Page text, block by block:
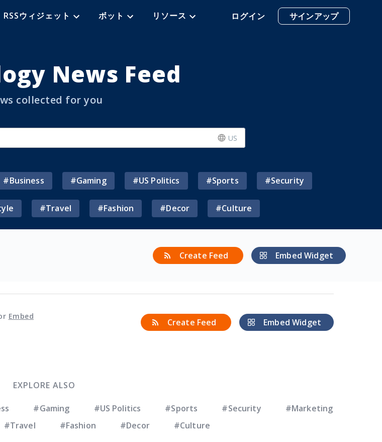
RSSウィジェット ボット リソース ログイン サインアップ
News Feed
collected for you
US
#Business #Gaming #US Politics #Sports #Security
#Travel #Fashion #Decor #Culture
Create Feed Embed Widget
Embed
Create Feed Embed Widget
EXPLORE ALSO
#Gaming #US Politics #Sports #Security
#Marketing
#Travel #Fashion #Decor #Culture